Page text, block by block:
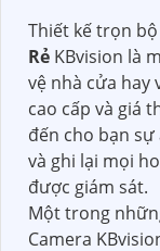
Thiết kế trọn bộ
Rẻ KBvision là
vệ nhà cửa hay
cao cấp và giá
đến cho bạn sự
và ghi lại mọi
được giám sát.
Một trong
Camera